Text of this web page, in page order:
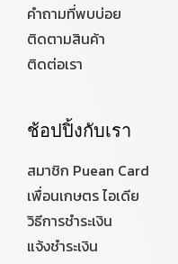
คำถามที่พบบ่อย
ติดตามสินค้า
ติดต่อเรา
ช้อปปิ้งกับเรา
สมาชิก Puean Card
เพื่อนเกษตร ไอเดีย
วิธีการชำระเงิน
แจ้งชำระเงิน